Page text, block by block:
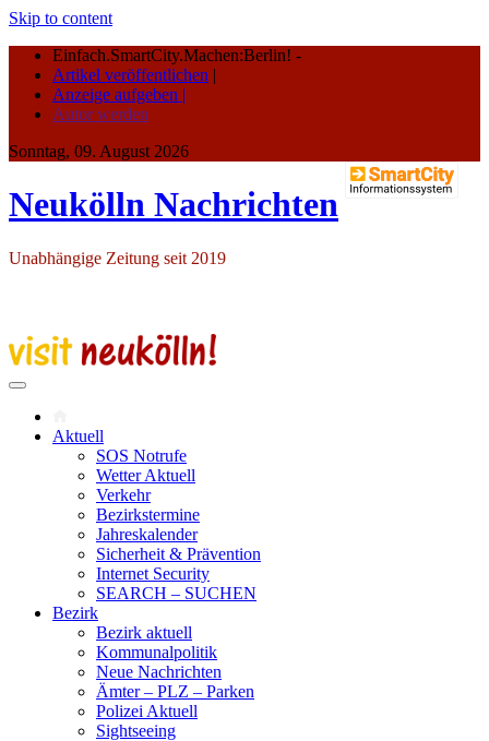
Skip to content
Einfach.SmartCity.Machen:Berlin! -
Artikel veröffentlichen |
Anzeige aufgeben |
Autor werden
Sonntag, 09. August 2026
Neukölln Nachrichten
Unabhängige Zeitung seit 2019
Aktuell
SOS Notrufe
Wetter Aktuell
Verkehr
Bezirkstermine
Jahreskalender
Sicherheit & Prävention
Internet Security
SEARCH – SUCHEN
Bezirk
Bezirk aktuell
Kommunalpolitik
Neue Nachrichten
Ämter – PLZ – Parken
Polizei Aktuell
Sightseeing